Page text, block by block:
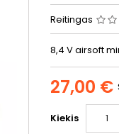
Reitingas
8,4 V airsoft
27,00 €
Kiekis